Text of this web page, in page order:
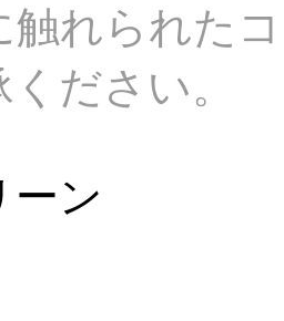
触れられた
ださい。
ーン